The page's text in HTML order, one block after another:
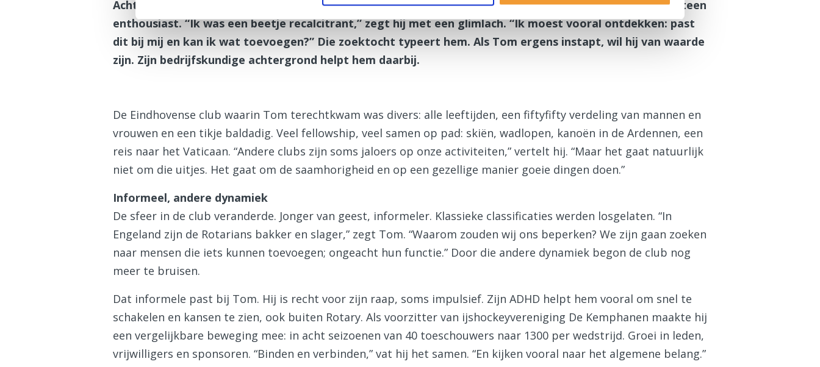
Acht, negen jaar geleden werd Tom van Doorne gevraagd om lid te worden van Rotary. Hij was niet meteen
enthousiast. “Ik was een beetje recalcitrant,” zegt hij met een glimlach. “Ik moest vooral ontdekken: past
dit bij mij en kan ik wat toevoegen?” Die zoektocht typeert hem. Als Tom ergens instapt, wil hij van waarde
zijn. Zijn bedrijfskundige achtergrond helpt hem daarbij.
De Eindhovense club waarin Tom terechtkwam was divers: alle leeftijden, een fiftyfifty verdeling van mannen en
vrouwen en een tikje baldadig. Veel fellowship, veel samen op pad: skiën, wadlopen, kanoën in de Ardennen, een
reis naar het Vaticaan. “Andere clubs zijn soms jaloers op onze activiteiten,” vertelt hij. “Maar het gaat natuurlijk
niet om die uitjes. Het gaat om de saamhorigheid en op een gezellige manier goeie dingen doen.”
Informeel, andere dynamiek
De sfeer in de club veranderde. Jonger van geest, informeler. Klassieke classificaties werden losgelaten. “In
Engeland zijn de Rotarians bakker en slager,” zegt Tom. “Waarom zouden wij ons beperken? We zijn gaan zoeken
naar mensen die iets kunnen toevoegen; ongeacht hun functie.” Door die andere dynamiek begon de club nog
meer te bruisen.
Dat informele past bij Tom. Hij is recht voor zijn raap, soms impulsief. Zijn ADHD helpt hem vooral om snel te
schakelen en kansen te zien, ook buiten Rotary. Als voorzitter van ijshockeyvereniging De Kemphanen maakte hij
een vergelijkbare beweging mee: in acht seizoenen van 40 toeschouwers naar 1300 per wedstrijd. Groei in leden,
vrijwilligers en sponsoren. “Binden en verbinden,” vat hij het samen. “En kijken vooral naar het algemene belang.”